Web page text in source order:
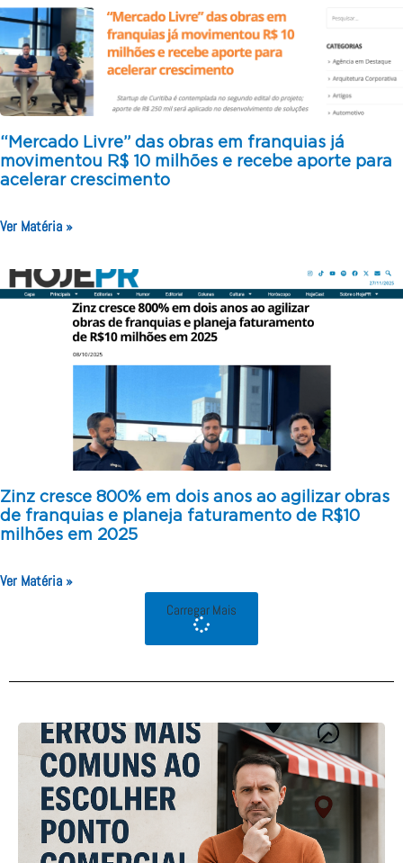
“Mercado Livre” das obras em franquias já
movimentou R$ 10 milhões e recebe aporte para
acelerar crescimento
Ver Matéria »
Zinz cresce 800% em dois anos ao agilizar obras
de franquias e planeja faturamento de R$10
milhões em 2025
Ver Matéria »
Carregar Mais